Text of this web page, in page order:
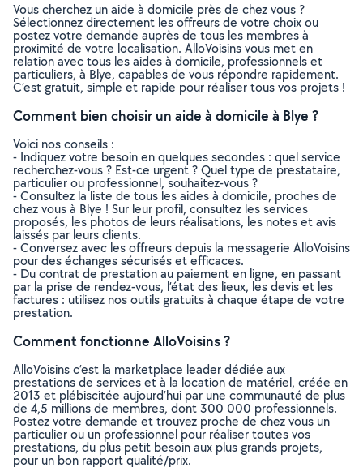
Vous cherchez un aide à domicile près de chez vous ?
Sélectionnez directement les offreurs de votre choix ou
postez votre demande auprès de tous les membres à
proximité de votre localisation. AlloVoisins vous met en
relation avec tous les aides à domicile, professionnels et
particuliers, à Blye, capables de vous répondre rapidement.
C’est gratuit, simple et rapide pour réaliser tous vos projets !
Comment bien choisir un aide à domicile à Blye ?
Voici nos conseils :
- Indiquez votre besoin en quelques secondes : quel service
recherchez-vous ? Est-ce urgent ? Quel type de prestataire,
particulier ou professionnel, souhaitez-vous ?
- Consultez la liste de tous les aides à domicile, proches de
chez vous à Blye ! Sur leur profil, consultez les services
proposés, les photos de leurs réalisations, les notes et avis
laissés par leurs clients.
- Conversez avec les offreurs depuis la messagerie AlloVoisins
pour des échanges sécurisés et efficaces.
- Du contrat de prestation au paiement en ligne, en passant
par la prise de rendez-vous, l’état des lieux, les devis et les
factures : utilisez nos outils gratuits à chaque étape de votre
prestation.
Comment fonctionne AlloVoisins ?
AlloVoisins c’est la marketplace leader dédiée aux
prestations de services et à la location de matériel, créée en
2013 et plébiscitée aujourd’hui par une communauté de plus
de 4,5 millions de membres, dont 300 000 professionnels.
Postez votre demande et trouvez proche de chez vous un
particulier ou un professionnel pour réaliser toutes vos
prestations, du plus petit besoin aux plus grands projets,
pour un bon rapport qualité/prix.